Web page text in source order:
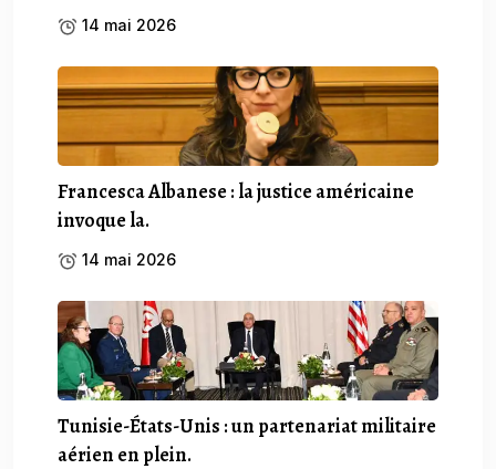
14 mai 2026
Francesca Albanese : la justice américaine
invoque la.
14 mai 2026
Tunisie-États-Unis : un partenariat militaire
aérien en plein.